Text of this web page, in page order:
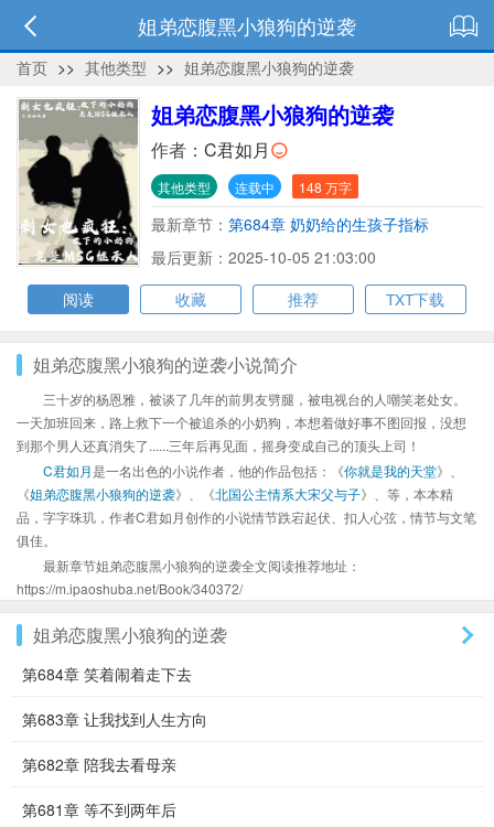
姐弟恋腹黑小狼狗的逆袭
首页 >> 其他类型 >> 姐弟恋腹黑小狼狗的逆袭
姐弟恋腹黑小狼狗的逆袭
作者： C君如月
其他类型 连载中 148 万字
最新章节： 第684章 奶奶给的生孩子指标
最后更新：2025-10-05 21:03:00
阅读
收藏 推荐 TXT下载
姐弟恋腹黑小狼狗的逆袭小说简介
三十岁的杨恩雅，被谈了几年的前男友劈腿，被电视台的人嘲笑老处女。
一天加班回来，路上救下一个被追杀的小奶狗，本想着做好事不图回报，没想
到那个男人还真消失了......三年后再见面，摇身变成自己的顶头上司！
C君如月是一名出色的小说作者，他的作品包括：《你就是我的天堂》、
《姐弟恋腹黑小狼狗的逆袭》、《北国公主情系大宋父与子》、等，本本精
品，字字珠玑，作者C君如月创作的小说情节跌宕起伏、扣人心弦，情节与文笔
俱佳。
最新章节姐弟恋腹黑小狼狗的逆袭全文阅读推荐地址：
https://m.ipaoshuba.net/Book/340372/
姐弟恋腹黑小狼狗的逆袭
第684章 笑着闹着走下去
第683章 让我找到人生方向
第682章 陪我去看母亲
第681章 等不到两年后